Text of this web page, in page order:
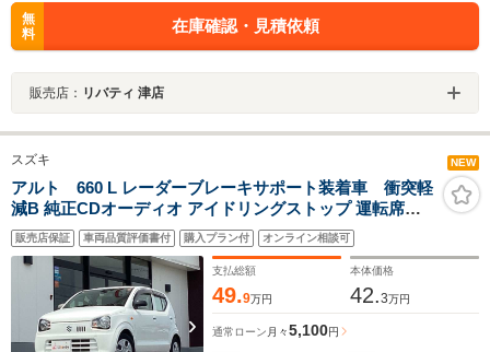
無
料
在庫確認・見積依頼
販売店： リバティ 津店
スズキ NEW
アルト 660 L レーダーブレーキサポート装着車 衝突軽
減B 純正CDオーディオ アイドリングストップ 運転席シ
ートヒーター ヘッドライトレベライザー
販売店保証 車両品質評価書付 購入プラン付 オンライン相談可
支払総額
49.9万円
本体価格
42.3万円
通常ローン 月々5,100円